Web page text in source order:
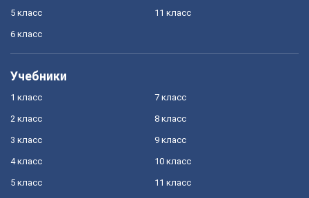
5 класс
6 класс
11 класс
Учебники
1 класс
2 класс
3 класс
4 класс
5 класс
7 класс
8 класс
9 класс
10 класс
11 класс